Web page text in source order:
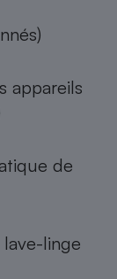
appareils
de
linge